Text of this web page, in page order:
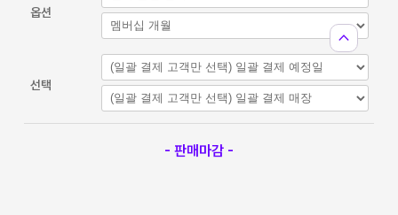
expand_less
옵션
선택
- 판매마감 -